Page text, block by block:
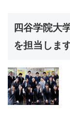
四谷学院大
を担当しま